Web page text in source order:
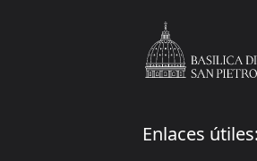
Enlaces útiles: